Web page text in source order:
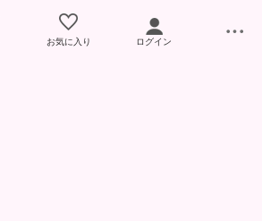
お気に入り ログイン